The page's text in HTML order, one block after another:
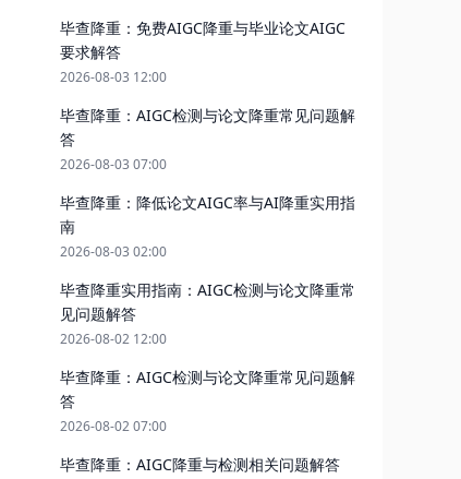
毕查降重：免费AIGC降重与毕业论文AIGC
要求解答
2026-08-03 12:00
毕查降重：AIGC检测与论文降重常见问题解
答
2026-08-03 07:00
毕查降重：降低论文AIGC率与AI降重实用指
南
2026-08-03 02:00
毕查降重实用指南：AIGC检测与论文降重常
见问题解答
2026-08-02 12:00
毕查降重：AIGC检测与论文降重常见问题解
答
2026-08-02 07:00
毕查降重：AIGC降重与检测相关问题解答